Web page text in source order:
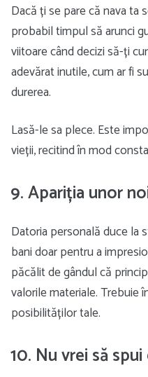
Dacă ți se pare că nava ta
probabil timpul să arunci
viitoare când decizi să-ți
adevărat inutile, cum ar fi
durerea.
Lasă-le sa plece. Este
vieții, recitind în mod
9. Apariția unor
Datoria personală duce la
bani doar pentru a
păcălit de gândul că
valorile materiale. Trebuie
posibilităților tale.
10. Nu vrei să